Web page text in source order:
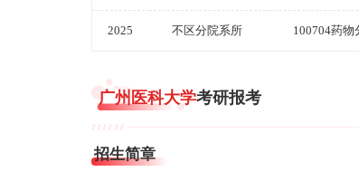
2025 不区分院系所 100704药物
广州医科大学考研报考
招生简章